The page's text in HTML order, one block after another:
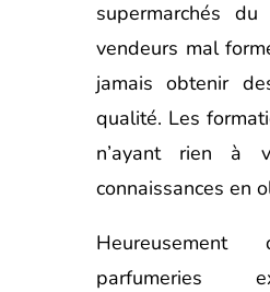
supermarchés
vendeurs mal
jamais obtenir
qualité. Les
n’ayant rien à
connaissances en
parfumeries